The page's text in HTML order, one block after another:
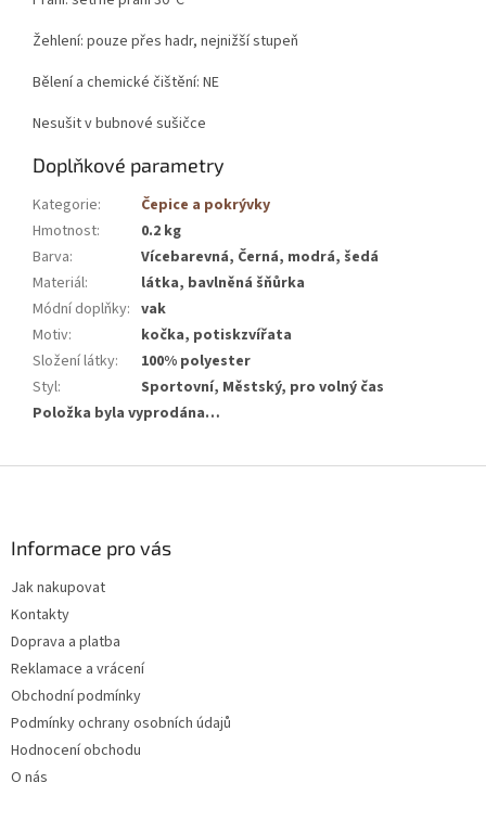
Žehlení: pouze přes hadr, nejnižší stupeň
Bělení a chemické čištění: NE
Nesušit v bubnové sušičce
Doplňkové parametry
Kategorie:
Čepice a pokrývky
Hmotnost:
0.2 kg
Barva:
Vícebarevná, Černá, modrá, šedá
Materiál:
látka, bavlněná šňůrka
Módní doplňky: vak
Motiv:
kočka, potiskzvířata
Složení látky:
100% polyester
Styl:
Sportovní, Městský, pro volný čas
Položka byla vyprodána…
Informace pro vás
Jak nakupovat
Kontakty
Doprava a platba
Reklamace a vrácení
Obchodní podmínky
Podmínky ochrany osobních údajů
Hodnocení obchodu
O nás